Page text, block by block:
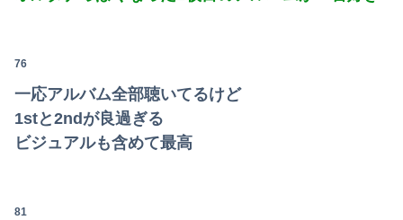
76
一応アルバム全部聴いてるけど
1stと2ndが良過ぎる
ビジュアルも含めて最高
81